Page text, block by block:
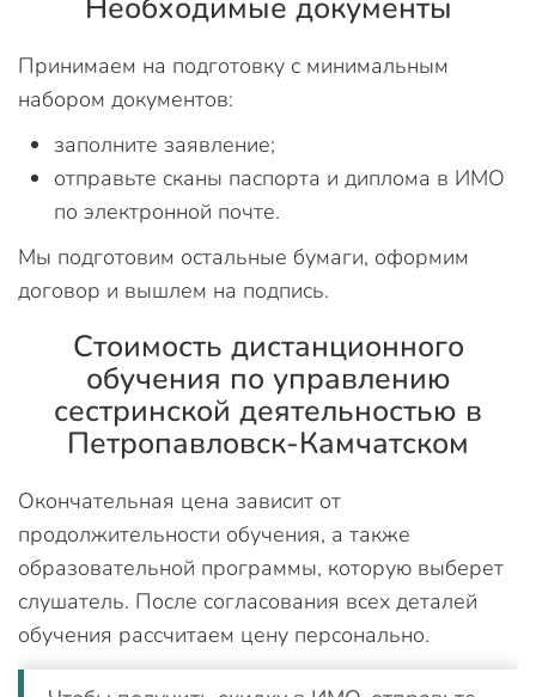
Принимаем на подготовку с минимальным
набором документов:
заполните заявление;
отправьте сканы паспорта и диплома в ИМО
по электронной почте.
Мы подготовим остальные бумаги, оформим
договор и вышлем на подпись.
Стоимость дистанционного
обучения по управлению
сестринской деятельностью в
Петропавловск-Камчатском
Окончательная цена зависит от
продолжительности обучения, а также
образовательной программы, которую выберет
слушатель. После согласования всех деталей
обучения рассчитаем цену персонально.